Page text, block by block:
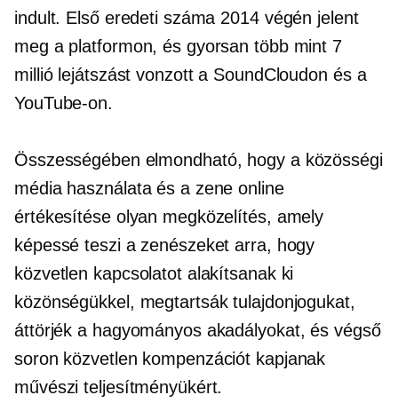
indult. Első eredeti száma 2014 végén jelent
meg a platformon, és gyorsan több mint 7
millió lejátszást vonzott a SoundCloudon és a
YouTube-on.
Összességében elmondható, hogy a közösségi
média használata és a zene online
értékesítése olyan megközelítés, amely
képessé teszi a zenészeket arra, hogy
közvetlen kapcsolatot alakítsanak ki
közönségükkel, megtartsák tulajdonjogukat,
áttörjék a hagyományos akadályokat, és végső
soron közvetlen kompenzációt kapjanak
művészi teljesítményükért.